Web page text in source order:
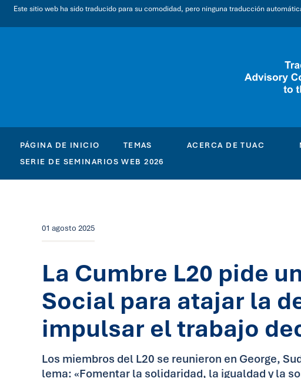
Este sitio web ha sido traducido para su comodidad, pero ninguna traducción
PÁGINA DE INICIO TEMAS ACERCA DE TUAC
SERIE DE SEMINARIOS WEB 2026
01 agosto 2025
La Cumbre L20 pide
Social para atajar la
impulsar el trabajo
Los miembros del L20 se reunieron en George,
lema: «Fomentar la solidaridad, la igualdad y la